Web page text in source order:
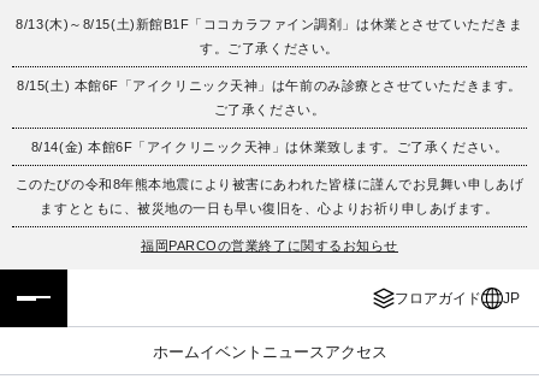
8/13(木)～8/15(土)新館B1F「ココカラファイン調剤」は休業とさせていただきま
す。ご了承ください。
8/15(土) 本館6F「アイクリニック天神」は午前のみ診療とさせていただきます。
ご了承ください。
8/14(金) 本館6F「アイクリニック天神」は休業致します。ご了承ください。
このたびの令和8年熊本地震により被害にあわれた皆様に謹んでお見舞い申しあげ
ますとともに、被災地の一日も早い復旧を、心よりお祈り申しあげます。
福岡PARCOの営業終了に関するお知らせ
フロアガイド JP
ホームイベント ニュース アクセス
フロアガイド
施設案内・アクセス
イベント・ポップアップ
レストラン・カフェ
ENGLISH
繁体字
簡体字
ภาษาไทย